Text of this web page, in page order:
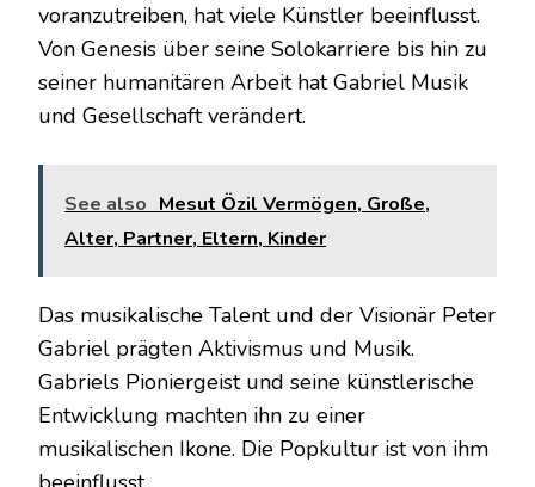
voranzutreiben, hat viele Künstler beeinflusst.
Von Genesis über seine Solokarriere bis hin zu
seiner humanitären Arbeit hat Gabriel Musik
und Gesellschaft verändert.
See also Mesut Özil Vermögen, Große,
Alter, Partner, Eltern, Kinder
Das musikalische Talent und der Visionär Peter
Gabriel prägten Aktivismus und Musik.
Gabriels Pioniergeist und seine künstlerische
Entwicklung machten ihn zu einer
musikalischen Ikone. Die Popkultur ist von ihm